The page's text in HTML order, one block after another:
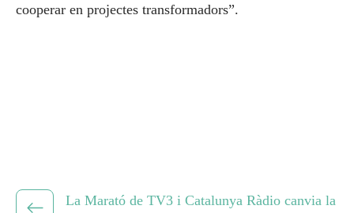
cooperar en projectes transformadors”.
La Marató de TV3 i Catalunya Ràdio canvia la